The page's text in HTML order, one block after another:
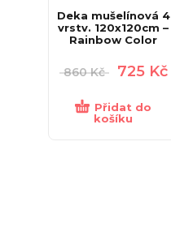
Deka mušelínová 4
vrstv. 120x120cm –
Rainbow Color
860Kč 725 Kč
Přidat do
košíku